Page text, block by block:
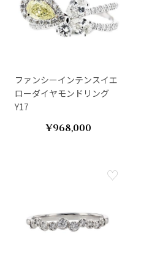
ファンシーインテンスイエ
ローダイヤモンドリング
Y17
¥968,000